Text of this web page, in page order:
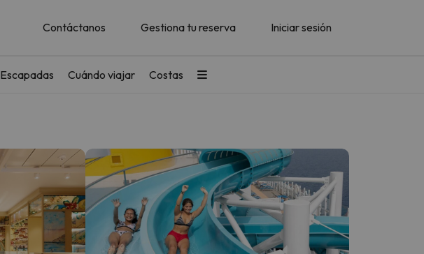
Contáctanos Gestiona tu reserva Iniciar sesión
Escapadas Cuándo viajar Costas